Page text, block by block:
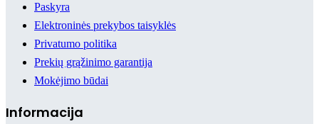
Paskyra
Elektroninės prekybos taisyklės
Privatumo politika
Prekių grąžinimo garantija
Mokėjimo būdai
Informacija